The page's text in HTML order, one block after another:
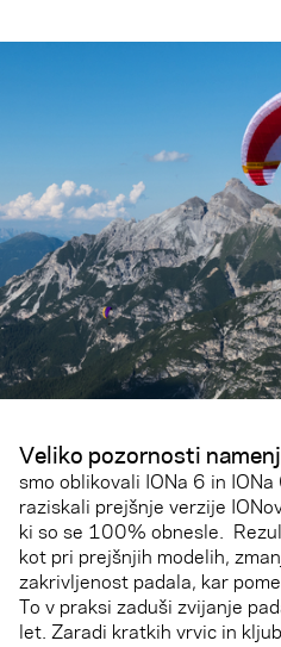
Veliko pozornosti
smo oblikovali IONa 6 in
raziskali prejšnje verzije
ki so se 100% obnesle.
kot pri prejšnjih modelih,
zakrivljenost padala, kar
To v praksi zaduši zvijanje
let. Zaradi kratkih vrvic in